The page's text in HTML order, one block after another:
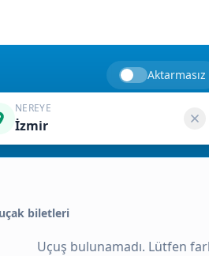
Aktarmasız
NEREYE
İzmir
biletleri
Uçuş bulunamadı. Lütfen